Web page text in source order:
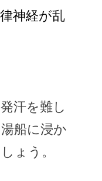
神経が乱
汗を難し
船に浸か
ょう。